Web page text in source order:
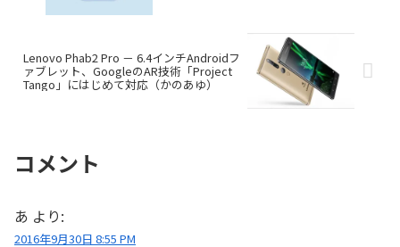
Lenovo Phab2 Pro － 6.4インチAndroidフ
ァブレット、GoogleのAR技術「Project
Tango」にはじめて対応（かのあゆ）
コメント
あ より:
2016年9月30日 8:55 PM